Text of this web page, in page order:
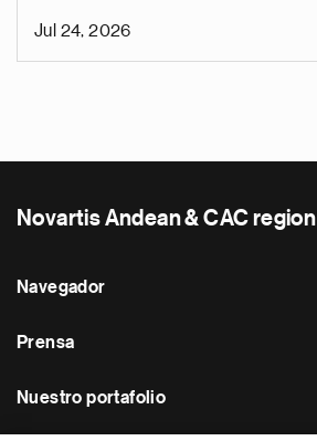
Jul 24, 2026
Novartis Andean & CAC region
Navegador
Prensa
Nuestro portafolio